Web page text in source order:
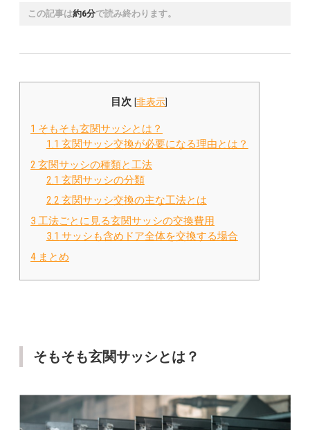
この記事は約6分で読み終わります。
目次 [非表示]
1 そもそも玄関サッシとは？
1.1 玄関サッシ交換が必要になる理由とは？
2 玄関サッシの種類と工法
2.1 玄関サッシの分類
2.2 玄関サッシ交換の主な工法とは
3 工法ごとに見る玄関サッシの交換費用
3.1 サッシも含めドア全体を交換する場合
4 まとめ
そもそも玄関サッシとは？